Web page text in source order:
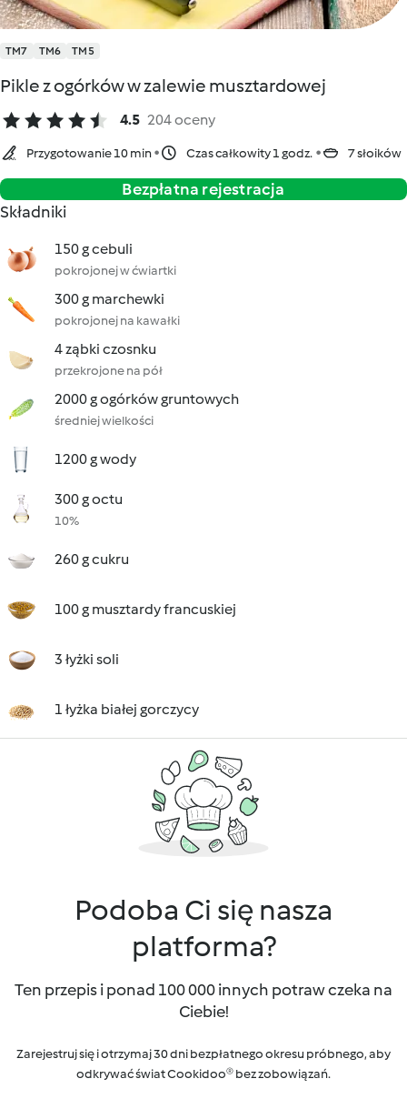
TM7 TM6 TM5
Pikle z ogórków w zalewie musztardowej
4.5 204 oceny
Przygotowanie 10 min Czas całkowity 1 godz. 7 słoików
Bezpłatna rejestracja
Składniki
150 g cebuli
pokrojonej w ćwiartki
300 g marchewki
pokrojonej na kawałki
4 ząbki czosnku
przekrojone na pół
2000 g ogórków gruntowych
średniej wielkości
1200 g wody
300 g octu
10%
260 g cukru
100 g musztardy francuskiej
3 łyżki soli
1 łyżka białej gorczycy
Podoba Ci się nasza
platforma?
Ten przepis i ponad 100 000 innych potraw czeka na
Ciebie!
Zarejestruj się i otrzymaj 30 dni bezpłatnego okresu próbnego, aby
odkrywać świat Cookidoo® bez zobowiązań.